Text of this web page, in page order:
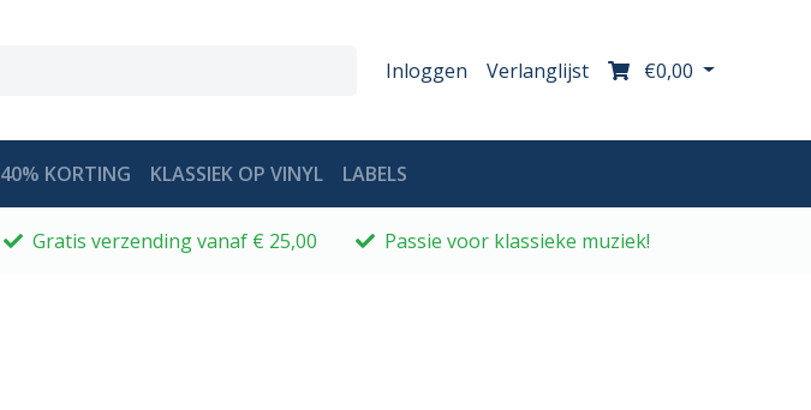
Inloggen Verlanglijst €0,00
40% KORTING KLASSIEK OP VINYL LABELS
Gratis verzending vanaf € 25,00 Passie voor klassieke muziek!